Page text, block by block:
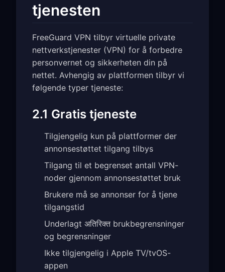
tjenesten
FreeGuard VPN tilbyr virtuelle private
nettverkstjenester (VPN) for å forbedre
personvernet og sikkerheten din på
nettet. Avhengig av plattformen tilbyr vi
følgende typer tjeneste:
2.1 Gratis tjeneste
Tilgjengelig kun på plattformer der
annonsestøttet tilgang tilbys
Tilgang til et begrenset antall VPN-
noder gjennom annonsestøttet bruk
Brukere må se annonser for å tjene
tilgangstid
Underlagt अतिरिक्त brukbegrensninger
og begrensninger
Ikke tilgjengelig i Apple TV/tvOS-
appen